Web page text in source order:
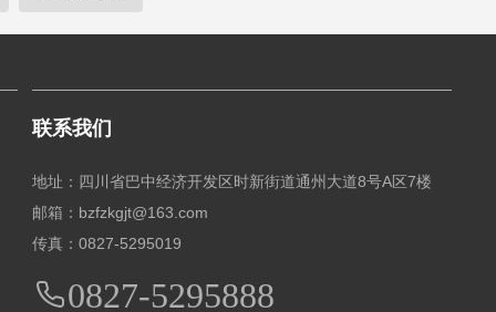
联系我们
地址：四川省巴中经济开发区时新街道通州大道8号A区7楼
邮箱：bzfzkgjt@163.com
传真：0827-5295019
0827-5295888